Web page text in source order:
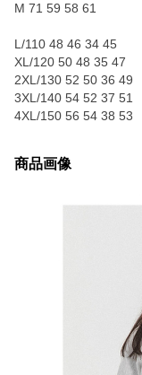
M 71 59 58 61
L/110 48 46 34 45
XL/120 50 48 35 47
2XL/130 52 50 36 49
3XL/140 54 52 37 51
4XL/150 56 54 38 53
商品画像